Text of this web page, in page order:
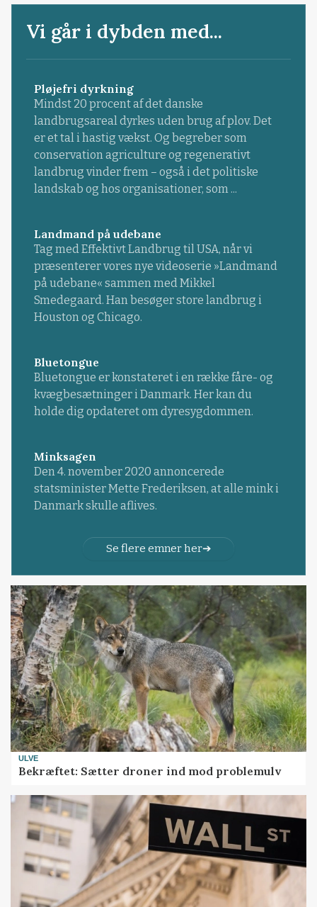
Vi går i dybden med...
Pløjefri dyrkning
Mindst 20 procent af det danske
landbrugsareal dyrkes uden brug af plov. Det
er et tal i hastig vækst. Og begreber som
conservation agriculture og regenerativt
landbrug vinder frem – også i det politiske
landskab og hos organisationer, som ...
Landmand på udebane
Tag med Effektivt Landbrug til USA, når vi
præsenterer vores nye videoserie »Landmand
på udebane« sammen med Mikkel
Smedegaard. Han besøger store landbrug i
Houston og Chicago.
Bluetongue
Bluetongue er konstateret i en række fåre- og
kvægbesætninger i Danmark. Her kan du
holde dig opdateret om dyresygdommen.
Minksagen
Den 4. november 2020 annoncerede
statsminister Mette Frederiksen, at alle mink i
Danmark skulle aflives.
Se flere emner her
ULVE
Bekræftet: Sætter droner ind mod problemulv